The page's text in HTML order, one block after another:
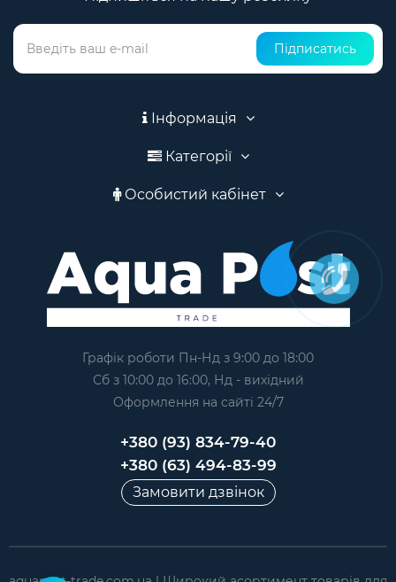
Підписатись
Інформація
Категорії
Особистий кабінет
Графік роботи Пн-Нд з 9:00 до 18:00
Сб з 10:00 до 16:00, Нд - вихідний
Оформлення на сайтi 24/7
+380 (93) 834-79-40
+380 (63) 494-83-99
Замовити дзвінок